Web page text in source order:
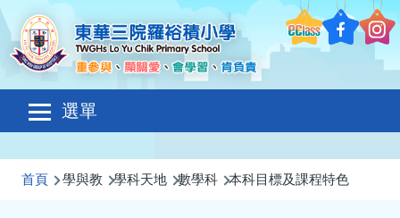
移至主內容
選單
Main
navigation
導
首頁 學與教 學科天地 數學科 本科目標及課程特色